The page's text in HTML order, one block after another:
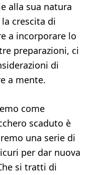
alla sua natura
crescita di
a incorporare lo
preparazioni, ci
di
a mente.
come
scaduto è
una serie di
per dar nuova
si tratti di